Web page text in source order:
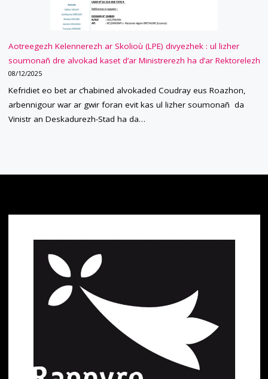
Aotreegezh Kelennerezh ar Skolioù (LPE) divyezhek : ul lizher
soumonañ dre alvokad kaset d’ar Ministrerezh ha d’ar Rektorelezh
08/12/2025
Kefridiet eo bet ar c’habined alvokaded Coudray eus Roazhon,
arbennigour war ar gwir foran evit kas ul lizher soumonañ da
Vinistr an Deskadurezh-Stad ha da…